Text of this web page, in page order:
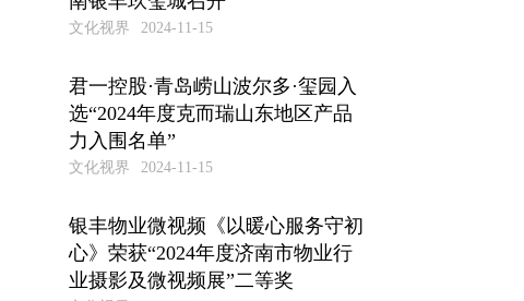
文化视界 2024-11-15
君一控股·青岛崂山波尔多·玺园入
选“2024年度克而瑞山东地区产品
力入围名单”
文化视界 2024-11-15
银丰物业微视频《以暖心服务守初
心》荣获“2024年度济南市物业行
业摄影及微视频展”二等奖